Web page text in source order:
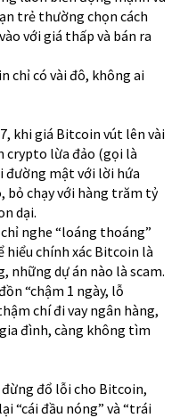
trẻ thường chọn cách
với giá thấp và bán ra
chỉ có vài đô, không ai
khi giá Bitcoin vút lên vài
crypto lừa đảo (gọi là
đường mật với lời hứa
bỏ chạy với hàng trăm tỷ
dại.
nghe “loáng thoáng”
chính xác Bitcoin là
những dự án nào là scam.
“chậm 1 ngày, lỗ
chí đi vay ngân hàng,
đình, càng không tìm
đổ lỗi cho Bitcoin,
“cái đầu nóng” và “trái